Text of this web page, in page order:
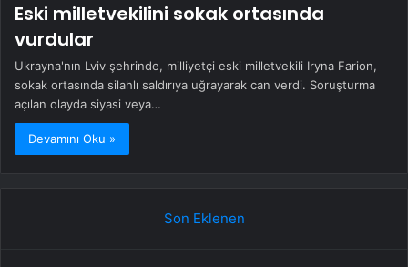
Eski milletvekilini sokak ortasında
vurdular
Ukrayna'nın Lviv şehrinde, milliyetçi eski milletvekili Iryna Farion,
sokak ortasında silahlı saldırıya uğrayarak can verdi. Soruşturma
açılan olayda siyasi veya…
Devamını Oku »
Son Eklenen